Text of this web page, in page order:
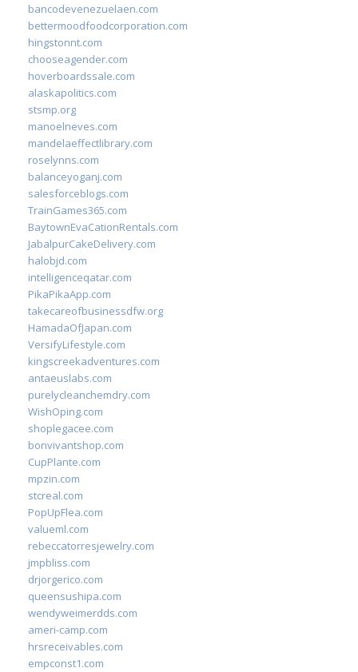
bancodevenezuelaen.com
bettermoodfoodcorporation.com
hingstonnt.com
chooseagender.com
hoverboardssale.com
alaskapolitics.com
stsmp.org
manoelneves.com
mandelaeffectlibrary.com
roselynns.com
balanceyoganj.com
salesforceblogs.com
TrainGames365.com
BaytownEvaCationRentals.com
JabalpurCakeDelivery.com
halobjd.com
intelligenceqatar.com
PikaPikaApp.com
takecareofbusinessdfw.org
HamadaOfJapan.com
VersifyLifestyle.com
kingscreekadventures.com
antaeuslabs.com
purelycleanchemdry.com
WishOping.com
shoplegacee.com
bonvivantshop.com
CupPlante.com
mpzin.com
stcreal.com
PopUpFlea.com
valueml.com
rebeccatorresjewelry.com
jmpbliss.com
drjorgerico.com
queensushipa.com
wendyweimerdds.com
ameri-camp.com
hrsreceivables.com
empconst1.com